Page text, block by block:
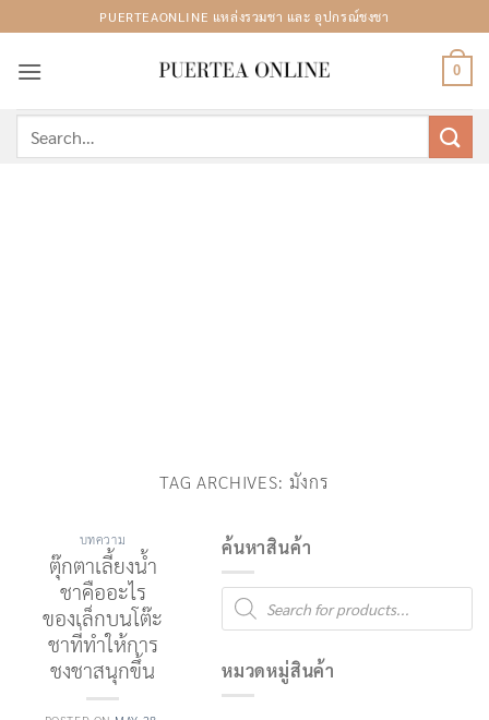
to
content
PUERTEAONLINE แหล่งรวมชา และ อุปกรณ์ชงชา
0
for:
TAG ARCHIVES: มังกร
บทความ
ตุ๊กตาเลี้ยงน้ำ
ชาคืออะไร
ของเล็กบนโต๊ะ
ชาที่ทำให้การ
ชงชาสนุกขึ้น
ค้นหาสินค้า
Products
search
หมวดหมู่สินค้า